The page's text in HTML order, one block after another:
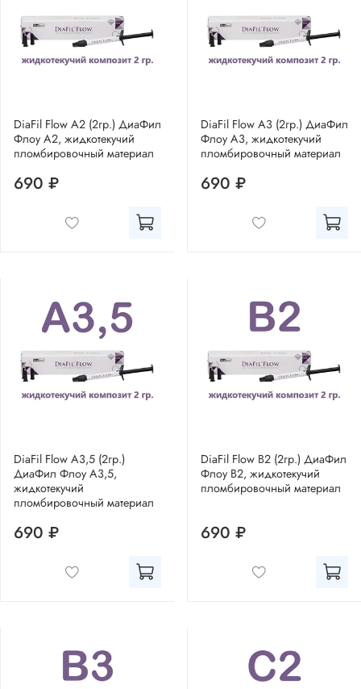
DiaFil Flow A2 (2гр.) ДиаФил
Флоу А2, жидкотекучий
пломбировочный материал
690 ₽
DiaFil Flow A3 (2гр.) ДиаФил
Флоу А3, жидкотекучий
пломбировочный материал
690 ₽
DiaFil Flow A3,5 (2гр.)
ДиаФил Флоу А3,5,
жидкотекучий
пломбировочный материал
690 ₽
DiaFil Flow B2 (2гр.) ДиаФил
Флоу В2, жидкотекучий
пломбировочный материал
690 ₽